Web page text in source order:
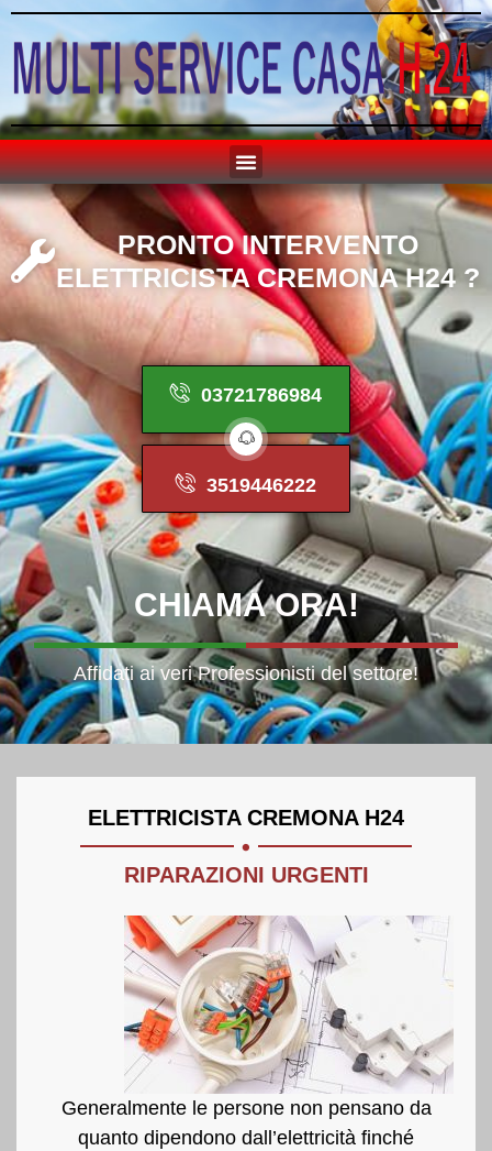
PRONTO INTERVENTO
ELETTRICISTA CREMONA H24 ?
03721786984
3519446222
CHIAMA ORA!
Affidati ai veri Professionisti del settore!
ELETTRICISTA CREMONA H24
.
RIPARAZIONI URGENTI
Generalmente le persone non pensano da
quanto dipendono dall’elettricità finché